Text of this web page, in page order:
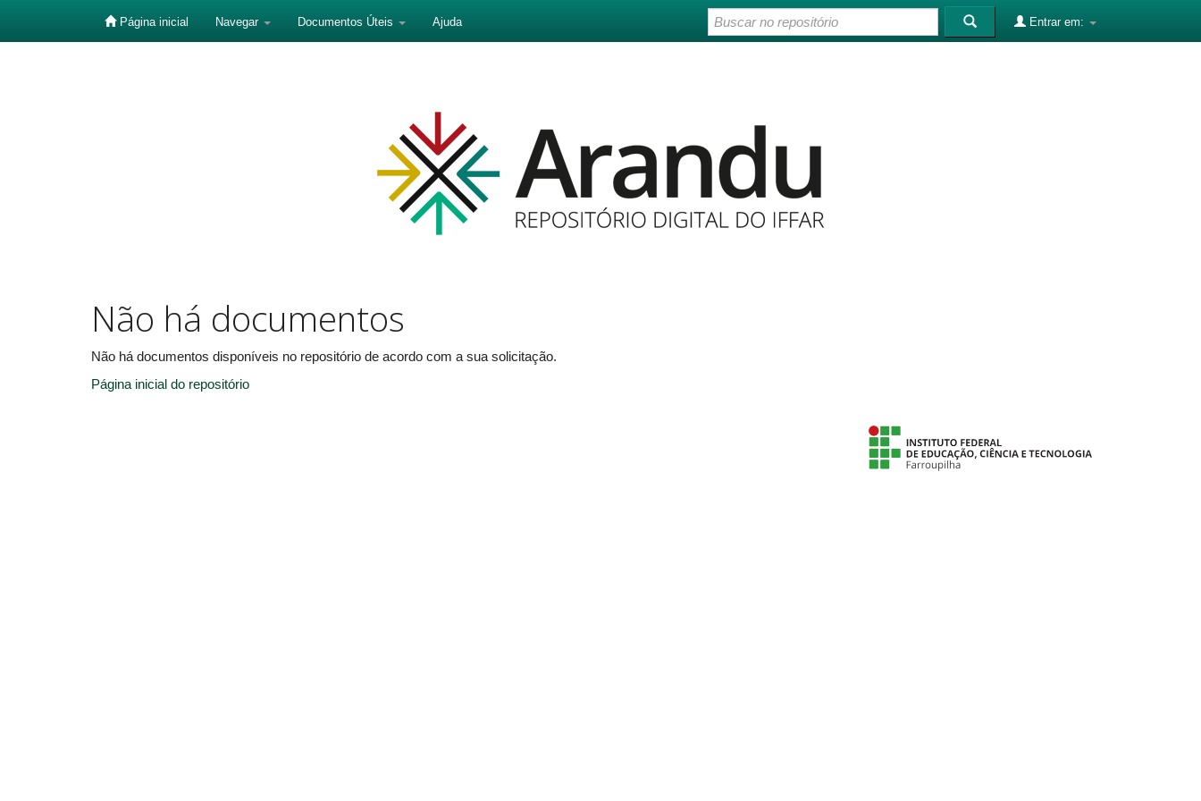
Página inicial Navegar Documentos Úteis Ajuda Entrar em:
Não há documentos
Não há documentos disponíveis no repositório de acordo com a sua solicitação.
Página inicial do repositório